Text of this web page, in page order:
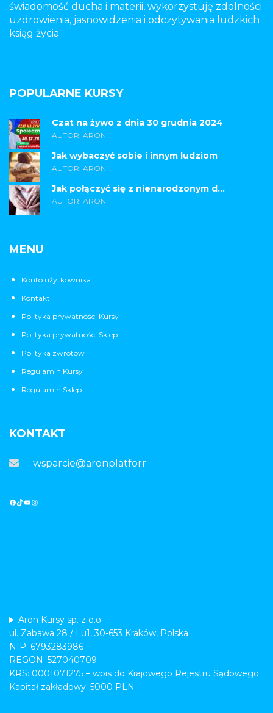
świadomość ducha i materii, wykorzystuję zdolności
uzdrowienia, jasnowidzenia i odczytywania ludzkich
ksiąg życia.
POPULARNE KURSY
Czat na żywo z dnia 30 grudnia 2024
AUTOR: ARON
Jak wybaczyć sobie i innym ludziom
AUTOR: ARON
Jak połączyć się z nienarodzonym d...
AUTOR: ARON
MENU
Konto użytkownika
Kontakt
Polityka prywatności Kursy
Polityka prywatności Sklep
Polityka zwrotów
Regulamin Kursy
Regulamin Sklep
KONTAKT
wsparcie@aronplatforma.pl
Aron Kursy sp. z o.o.
ul. Zabawa 28 / Lu1, 30-653 Kraków, Polska
NIP: 6793283986
REGON: 527040709
KRS: 0001071275 – wpis do Krajowego Rejestru Sądowego
Kapitał zakładowy: 5000 PLN